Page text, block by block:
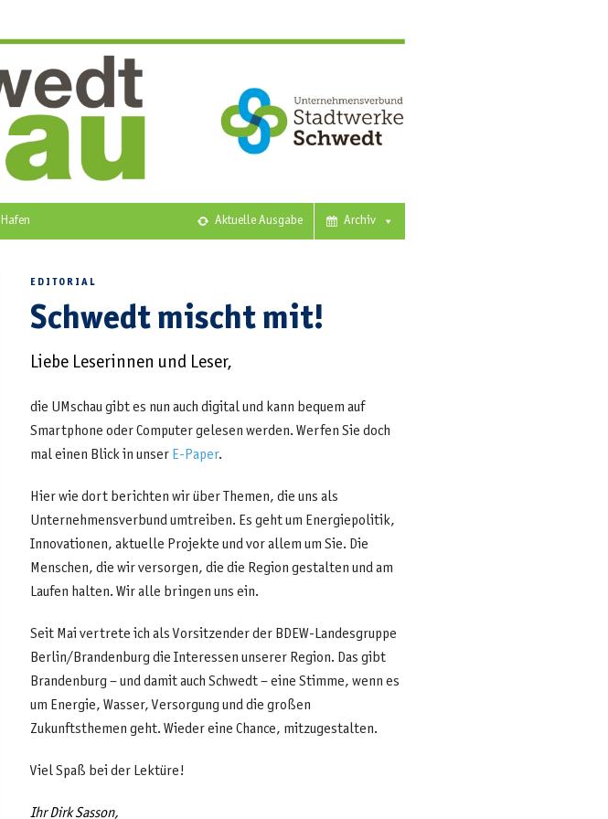
Hafen Archiv
Aktuelle Ausgabe
EDITORIAL
Schwedt mischt mit!
Liebe Leserinnen und Leser,
die UMschau gibt es nun auch digital und kann bequem auf
Smartphone oder Computer gelesen werden. Werfen Sie doch
mal einen Blick in unser E-Paper.
Hier wie dort berichten wir über Themen, die uns als
Unternehmensverbund umtreiben. Es geht um Energiepolitik,
Innovationen, aktuelle Projekte und vor allem um Sie. Die
Menschen, die wir versorgen, die die Region gestalten und am
Laufen halten. Wir alle bringen uns ein.
Seit Mai vertrete ich als Vorsitzender der BDEW-Landesgruppe
Berlin/Brandenburg die Interessen unserer Region. Das gibt
Brandenburg – und damit auch Schwedt – eine Stimme, wenn es
um Energie, Wasser, Versorgung und die großen
Zukunftsthemen geht. Wieder eine Chance, mitzugestalten.
Viel Spaß bei der Lektüre!
Ihr Dirk Sasson,